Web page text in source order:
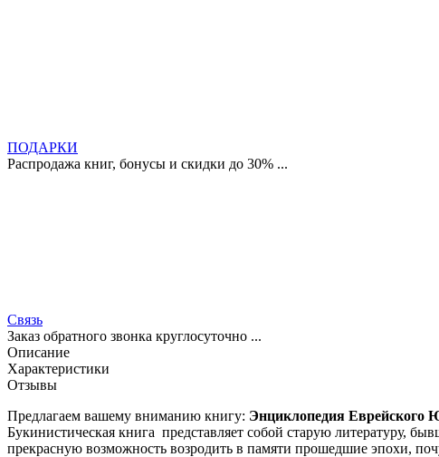
ПОДАРКИ
Распродажа книг, бонусы и скидки до 30% ...
Связь
Заказ обратного звонка круглосуточно ...
Описание
Характеристики
Отзывы
Предлагаем вашему вниманию книгу: Энциклопедия Еврейского
Букинистическая книга представляет собой старую литературу,
прекрасную возможность возродить в памяти прошедшие эпохи,